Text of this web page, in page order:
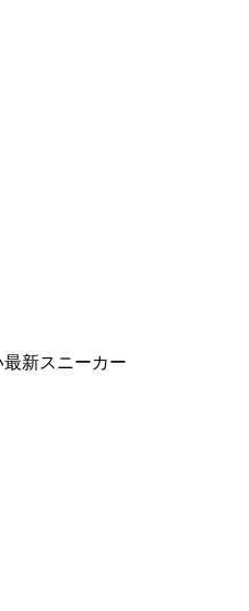
新スニーカー